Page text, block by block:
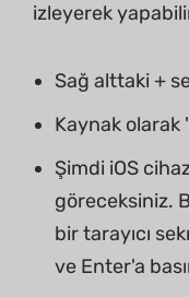
izleyerek
Sağ alttaki +
Kaynak olarak
Şimdi iOS
göreceksiniz.
bir tarayıcı
ve Enter'a